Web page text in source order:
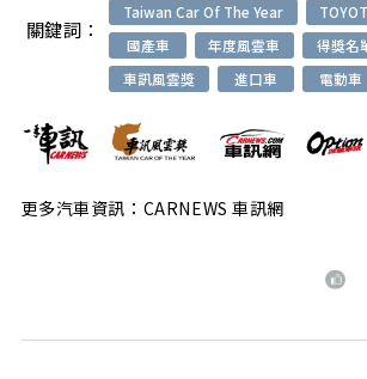
關鍵詞：
Taiwan Car Of The Year
國產車
年度風雲車 得獎名
車訊風雲獎
進口車 電動車
更多汽車資訊：CARNEWS 車訊網